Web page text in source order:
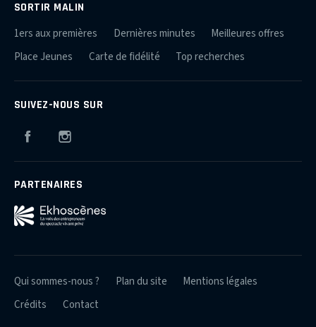
SORTIR MALIN
1ers aux premières Dernières minutes
Meilleures offres
Place Jeunes
Carte de fidélité Top recherches
SUIVEZ-NOUS SUR
Facebook
PARTENAIRES
Qui sommes-nous ? Plan du site
Mentions légales
Crédits
Contact